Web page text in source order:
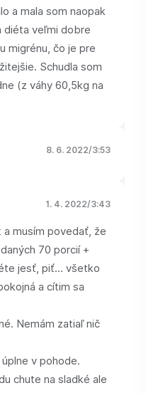
a mala som naopak
diéta veľmi dobre
migrénu, čo je pre
Schudla som
(z váhy 60,5kg na
8. 6. 2022/3:53
1. 4. 2022/3:43
musím povedať, že
70 porcií +
jesť, piť… všetko
a cítim sa
Nemám zatiaľ nič
v pohode.
chute na sladké ale